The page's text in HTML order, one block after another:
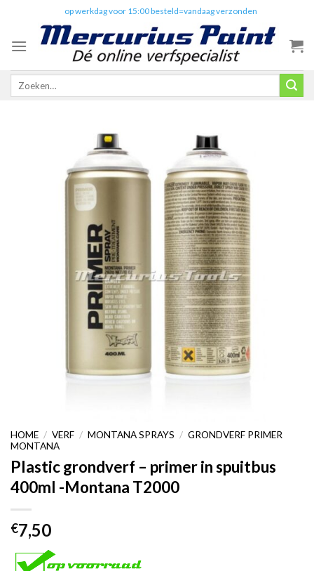
content
op werkdag voor 15:00 besteld=vandaag verzonden
Zoeken
HOME / VERF / MONTANA SPRAYS / GRONDVERF PRIMER
MONTANA
Plastic grondverf – primer in spuitbus
400ml -Montana T2000
€7,50